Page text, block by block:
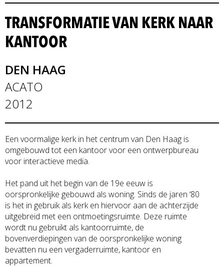
TRANSFORMATIE VAN KERK NAAR
KANTOOR
DEN HAAG
ACATO
2012
Een voormalige kerk in het centrum van Den Haag is
omgebouwd tot een kantoor voor een ontwerpbureau
voor interactieve media.
Het pand uit het begin van de 19e eeuw is
oorspronkelijke gebouwd als woning. Sinds de jaren ‘80
is het in gebruik als kerk en hiervoor aan de achterzijde
uitgebreid met een ontmoetingsruimte. Deze ruimte
wordt nu gebruikt als kantoorruimte, de
bovenverdiepingen van de oorspronkelijke woning
bevatten nu een vergaderruimte, kantoor en
appartement.